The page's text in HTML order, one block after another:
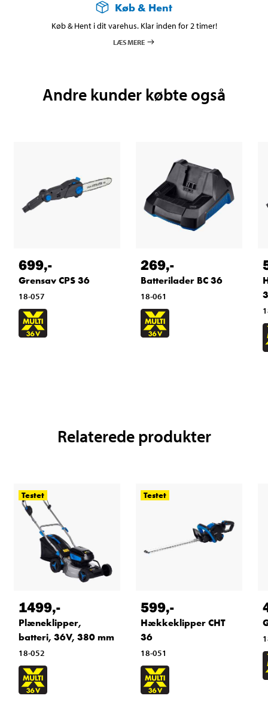
Køb & Hent
Køb & Hent i dit varehus. Klar inden for 2 timer!
LÆS MERE
Andre kunder købte også
699,-
Grensav CPS 36
18-057
269,-
Batterilader BC 36
18-061
Relaterede produkter
Testet
1499,-
Plæneklipper,
batteri, 36V, 380 mm
18-052
Testet
599,-
Hækkeklipper CHT
36
18-051